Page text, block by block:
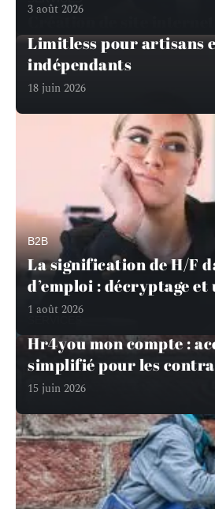
Limitless pour artisans
indépendants
18 juin 2026
Hr4you mon compte :
simplifié pour les
15 juin 2026
3 août 2026
B2B
La signification de H/F
d’emploi : décryptage
1 août 2026